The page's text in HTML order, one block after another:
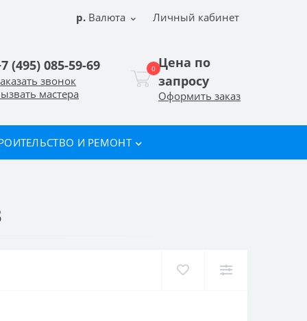
р. Валюта Личный кабинет
(495) 085-59-69
звонок
мастера
0 Цена по
запросу
Оформить заказ
И РЕМОНТ